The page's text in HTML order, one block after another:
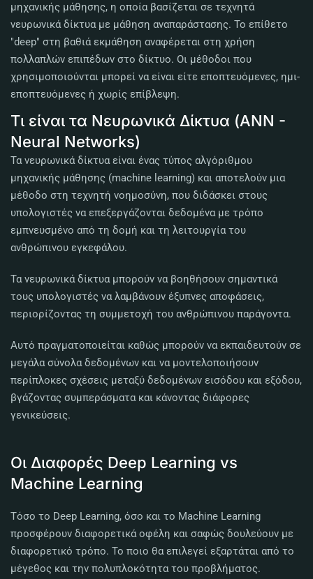
μηχανικής μάθησης, η οποία βασίζεται σε τεχνητά
νευρωνικά δίκτυα με μάθηση αναπαράστασης. Το επίθετο
"deep" στη βαθιά εκμάθηση αναφέρεται στη χρήση
πολλαπλών επιπέδων στο δίκτυο. Οι μέθοδοι που
χρησιμοποιούνται μπορεί να είναι είτε εποπτευόμενες, ημι-
εποπτευόμενες ή χωρίς επίβλεψη.
Τι είναι τα Νευρωνικά Δίκτυα (ANN -
Neural Networks)
Τα νευρωνικά δίκτυα είναι ένας τύπος αλγόριθμου
μηχανικής μάθησης (machine learning) και αποτελούν μια
μέθοδο στη τεχνητή νοημοσύνη, που διδάσκει στους
υπολογιστές να επεξεργάζονται δεδομένα με τρόπο
εμπνευσμένο από τη δομή και τη λειτουργία του
ανθρώπινου εγκεφάλου.
Τα νευρωνικά δίκτυα μπορούν να βοηθήσουν σημαντικά
τους υπολογιστές να λαμβάνουν έξυπνες αποφάσεις,
περιορίζοντας τη συμμετοχή του ανθρώπινου παράγοντα.
Αυτό πραγματοποιείται καθώς μπορούν να εκπαιδευτούν σε
μεγάλα σύνολα δεδομένων και να μοντελοποιήσουν
περίπλοκες σχέσεις μεταξύ δεδομένων εισόδου και εξόδου,
βγάζοντας συμπεράσματα και κάνοντας διάφορες
γενικεύσεις.
Οι Διαφορές Deep Learning vs
Machine Learning
Τόσο το Deep Learning, όσο και το Machine Learning
προσφέρουν διαφορετικά οφέλη και σαφώς δουλεύουν με
διαφορετικό τρόπο. Το ποιο θα επιλεγεί εξαρτάται από το
μέγεθος και την πολυπλοκότητα του προβλήματος.